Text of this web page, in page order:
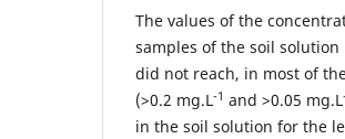
The values of the
samples of the soil
did not reach, in most of
(>0.2 mg.L-1 and >0.05 mg.L
in the soil solution for the